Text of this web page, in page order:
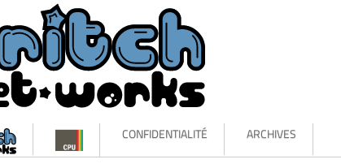
CONFIDENTIALITÉ ARCHIVES